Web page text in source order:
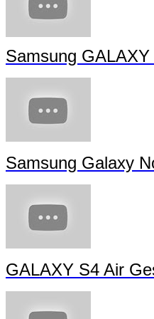
Samsung
Samsung Galaxy
GALAXY S4 Air